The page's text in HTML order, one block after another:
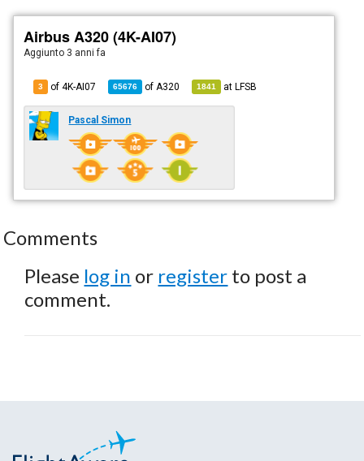
Airbus A320 (4K-AI07)
Aggiunto 3 anni fa
3 of 4K-AI07 65676 of A320 1841 atLFSB
Pascal Simon
Comments
Please log in or register to post a
comment.